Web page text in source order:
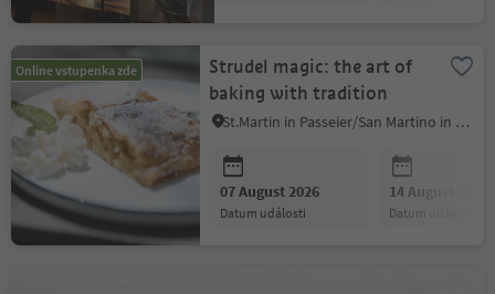
Online vstupenka zde
Strudel magic: the art of
baking with tradition
St.Martin in Passeier/San Martino in Passiria, Meran/Merano and environs
07 August 2026
datum události
14 August 2026
datum události